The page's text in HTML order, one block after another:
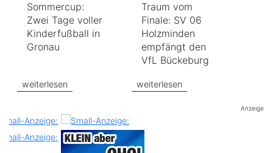
Sommercup:
Zwei Tage voller
Kinderfußball in
Gronau
weiterlesen
Traum vom
Finale: SV 06
Holzminden
empfängt den
VfL Bückeburg
weiterlesen
Anzeige